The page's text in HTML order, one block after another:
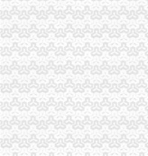
（海关总署关于公布《
报关单位申请注册登记
关于海关总署公布《中
2009年报关员辅导：报
深圳区报电子版-海关报
2011年报关员课堂：报
报关单位申请注册登记
第26号（海关总署关于